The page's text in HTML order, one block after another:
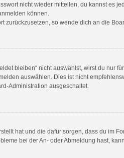
nicht wieder mitteilen, du kannst es
können.
zurückzusetzen, so wende dich an die
bleiben“ nicht auswählst, wirst du
auswählen. Dies ist nicht
Administration ausgeschaltet.
hat und die dafür sorgen, dass du im
bei der An- oder Abmeldung hast,